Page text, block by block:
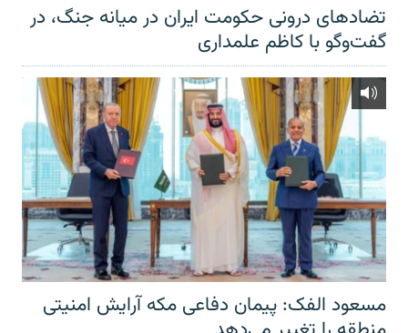
تضادهای درونی حکومت ایران در میانه جنگ، در
گفت‌‌وگو با کاظم علمداری
مسعود الفک: پیمان دفاعی مکه آرایش امنیتی